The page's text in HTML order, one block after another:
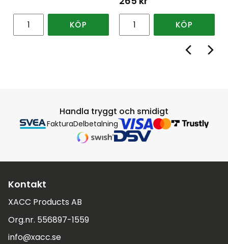
KÖP KÖP
Handla tryggt och smidigt
FakturaDelbetalning
Kontakt
XACC Products AB
Org.nr. 556897-1559
info@xacc.se